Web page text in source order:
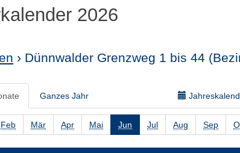
2026
› Dünnwalder Grenzweg 1 bis 44
Ganzes Jahr
Feb Mär Apr Mai Jun Jul Aug Sep